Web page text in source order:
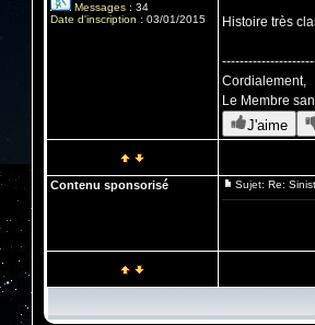
Messages : 34
Date d'inscription : 03/01/2015 Histoire très
Cordialement,
Le Membre
J'aime
Contenu sponsorisé Sujet: Re: